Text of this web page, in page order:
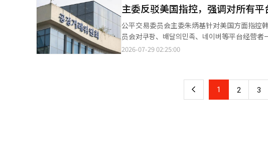
复，注册团体在经过协商后，180天内不得再
求。对于总加盟店主少于100人的加盟总部，限制期限为90天。 此次修订将为加盟店
径，以防止加盟业务中出现的不公平交易行为
交易委员会认为这将大大缓解加盟总部对店主团体泛滥及无序协商
修订案，今年上半年我们持续与利益相关者进
股票超过5%。非关联公司股票的价值比例也
购了克里影业的股票（占总发行量的14.29%
制规定。随后在同年9月，时阿控股部分处置
他非关联公司的股票，导致再次超过持股比例
委员会认为，时阿控股在宽限期内重复违规行
主委反驳美国指控，强调对所有平
公平交易委员会主委朱炳基针对美国方面指控
员会对쿠팡、배달의민족、네이버等平台经营
后期第一次政务委员会全体会议上指出，"与쿠
回应称，"我们正在与外交部合作，公平交易
在社交媒体上发布关于6·3地方选举结果的帖
写道，"市民的权利行使与金钱的秩序如此一
2026-07-29 02:25:00
上 1 2 3